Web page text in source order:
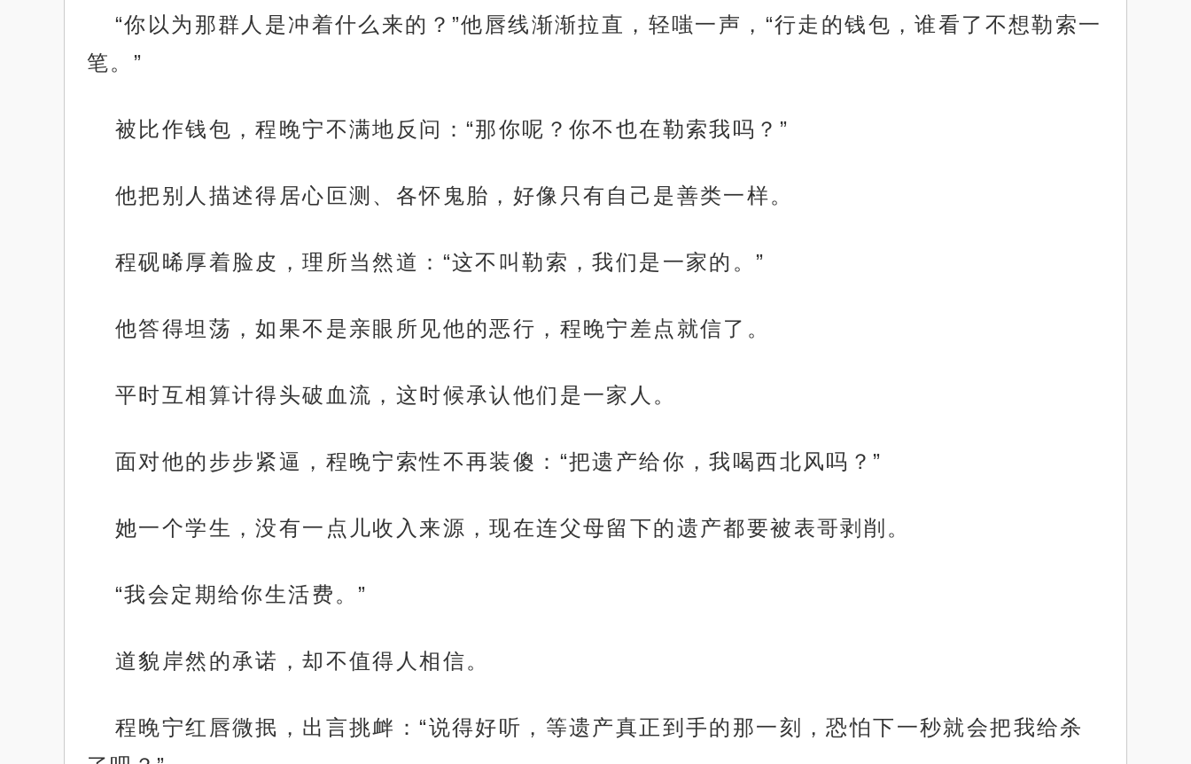
“你以为那群人是冲着什么来的？”他唇线渐渐拉直，轻嗤一声，“行走的钱包，谁看了不想勒索一
笔。”
被比作钱包，程晚宁不满地反问：“那你呢？你不也在勒索我吗？”
他把别人描述得居心叵测、各怀鬼胎，好像只有自己是善类一样。
程砚晞厚着脸皮，理所当然道：“这不叫勒索，我们是一家的。”
他答得坦荡，如果不是亲眼所见他的恶行，程晚宁差点就信了。
平时互相算计得头破血流，这时候承认他们是一家人。
面对他的步步紧逼，程晚宁索性不再装傻：“把遗产给你，我喝西北风吗？”
她一个学生，没有一点儿收入来源，现在连父母留下的遗产都要被表哥剥削。
“我会定期给你生活费。”
道貌岸然的承诺，却不值得人相信。
程晚宁红唇微抿，出言挑衅：“说得好听，等遗产真正到手的那一刻，恐怕下一秒就会把我给杀